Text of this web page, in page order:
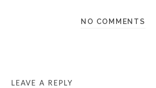
NO COMMENTS
LEAVE A REPLY